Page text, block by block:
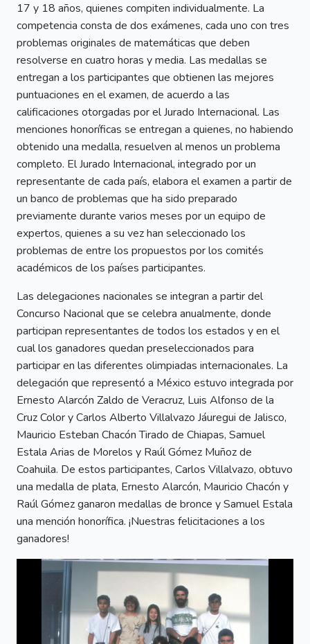
17 y 18 años, quienes compiten individualmente. La
competencia consta de dos exámenes, cada uno con tres
problemas originales de matemáticas que deben
resolverse en cuatro horas y media. Las medallas se
entregan a los participantes que obtienen las mejores
puntuaciones en el examen, de acuerdo a las
calificaciones otorgadas por el Jurado Internacional. Las
menciones honoríficas se entregan a quienes, no habiendo
obtenido una medalla, resuelven al menos un problema
completo. El Jurado Internacional, integrado por un
representante de cada país, elabora el examen a partir de
un banco de problemas que ha sido preparado
previamente durante varios meses por un equipo de
expertos, quienes a su vez han seleccionado los
problemas de entre los propuestos por los comités
académicos de los países participantes.
Las delegaciones nacionales se integran a partir del
Concurso Nacional que se celebra anualmente, donde
participan representantes de todos los estados y en el
cual los ganadores quedan preseleccionados para
participar en las diferentes olimpiadas internacionales. La
delegación que representó a México estuvo integrada por
Ernesto Alarcón Zaldo de Veracruz, Luis Alfonso de la
Cruz Color y Carlos Alberto Villalvazo Jáuregui de Jalisco,
Mauricio Esteban Chacón Tirado de Chiapas, Samuel
Estala Arias de Morelos y Raúl Gómez Muñoz de
Coahuila. De estos participantes, Carlos Villalvazo, obtuvo
una medalla de plata, Ernesto Alarcón, Mauricio Chacón y
Raúl Gómez ganaron medallas de bronce y Samuel Estala
una mención honorífica. ¡Nuestras felicitaciones a los
ganadores!